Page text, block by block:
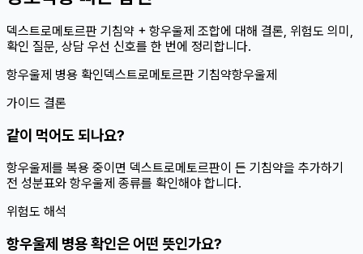
덱스트로메토르판 기침약 + 항우울제 조합에 대해 결론, 위험도 의미,
확인 질문, 상담 우선 신호를 한 번에 정리합니다.
항우울제 병용 확인덱스트로메토르판 기침약항우울제
가이드 결론
같이 먹어도 되나요?
항우울제를 복용 중이면 덱스트로메토르판이 든 기침약을 추가하기
전 성분표와 항우울제 종류를 확인해야 합니다.
위험도 해석
항우울제 병용 확인은 어떤 뜻인가요?